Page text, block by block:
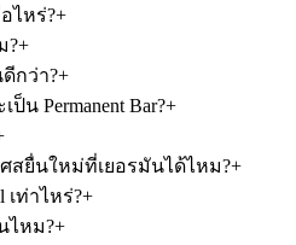
ไหร่?+
?+
ดีกว่า?+
ป็น Permanent Bar?+
เศสยื่นใหม่ที่เยอรมันได้ไหม?+
เท่าไหร่?+
ไหม?+